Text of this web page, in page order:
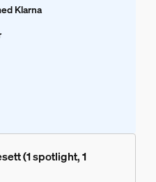
Klarna
(1 spotlight, 1